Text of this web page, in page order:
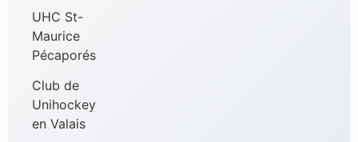
UHC St-
Maurice
Pécaporés
Club de
Unihockey
en Valais